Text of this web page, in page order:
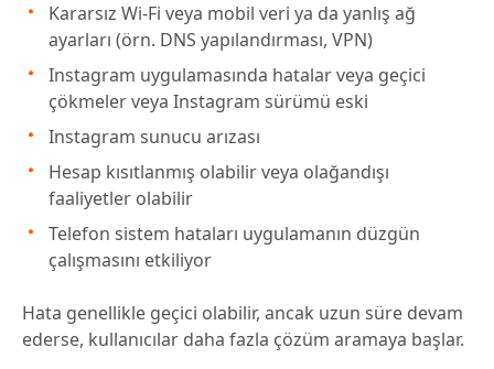
Kararsız Wi-Fi veya mobil veri ya da yanlış ağ
ayarları (örn. DNS yapılandırması, VPN)
Instagram uygulamasında hatalar veya geçici
çökmeler veya Instagram sürümü eski
Instagram sunucu arızası
Hesap kısıtlanmış olabilir veya olağandışı
faaliyetler olabilir
Telefon sistem hataları uygulamanın düzgün
çalışmasını etkiliyor
Hata genellikle geçici olabilir, ancak uzun süre devam
ederse, kullanıcılar daha fazla çözüm aramaya başlar.